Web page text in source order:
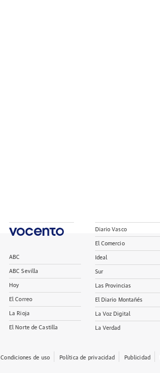
ABC
ABC Sevilla
Hoy
El Correo
La Rioja
El Norte de Castilla
Diario Vasco
El Comercio
Ideal
Sur
Las Provincias
El Diario Montañés
La Voz Digital
La Verdad
Condiciones de uso Política de privacidad Publicidad